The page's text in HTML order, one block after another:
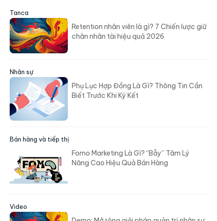
Tanca
Retention nhân viên là gì? 7 Chiến lược giữ
chân nhân tài hiệu quả 2026
Nhân sự
Phụ Lục Hợp Đồng Là Gì? Thông Tin Cần
Biết Trước Khi Ký Kết
Bán hàng và tiếp thị
Fomo Marketing Là Gì? “Bẫy” Tâm Lý
Nâng Cao Hiệu Quả Bán Hàng
Video